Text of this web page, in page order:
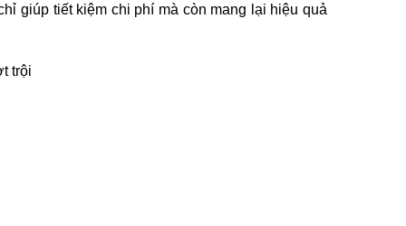
giúp tiết kiệm chi phí mà còn mang lại hiệu quả